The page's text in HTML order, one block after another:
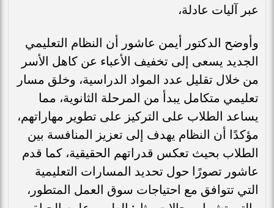
عبر آليات عادلة،
وأوضح الدكتور أيمن عاشور أن النظام التعليمي
الجديد يسعى إلى تخفيف الأعباء عن كاهل الأسر
من خلال تقليل عدد المواد الدراسية، وخلق مسار
تعليمي متكامل يبدأ من المرحلة الثانوية، مما
يساعد الطلاب على التركيز على تطوير مهاراتهم،
مؤكدًا أن النظام يهدف إلى تعزيز المنافسة بين
الطلاب بحيث تعكس قدراتهم الحقيقية، كما قدم
عاشور تصورًا حول تحديد المسارات التعليمية
التي تتوافق مع احتياجات سوق العمل المتطور،